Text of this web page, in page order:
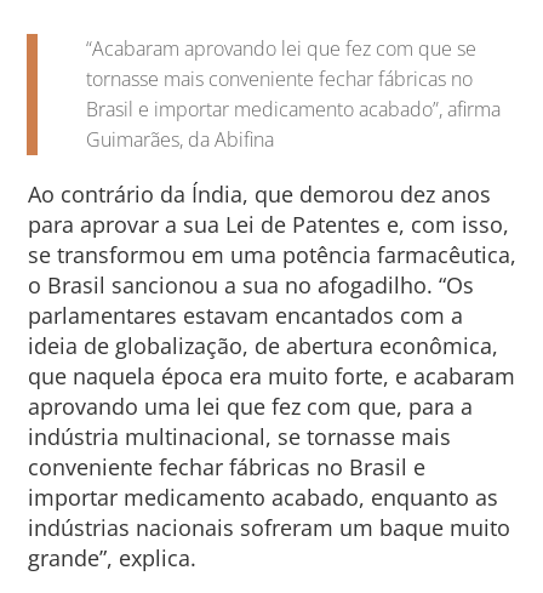
“Acabaram aprovando lei que fez com que se
tornasse mais conveniente fechar fábricas no
Brasil e importar medicamento acabado”, afirma
Guimarães, da Abifina
Ao contrário da Índia, que demorou dez anos
para aprovar a sua Lei de Patentes e, com isso,
se transformou em uma potência farmacêutica,
o Brasil sancionou a sua no afogadilho. “Os
parlamentares estavam encantados com a
ideia de globalização, de abertura econômica,
que naquela época era muito forte, e acabaram
aprovando uma lei que fez com que, para a
indústria multinacional, se tornasse mais
conveniente fechar fábricas no Brasil e
importar medicamento acabado, enquanto as
indústrias nacionais sofreram um baque muito
grande”, explica.